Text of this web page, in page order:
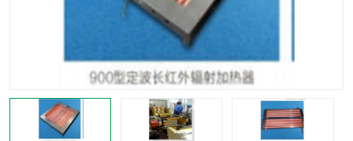
红外加热控制器
热环境试验设备
红外辐射表面材料 定波长红外辐射加热器
快速红外辐射聚焦炉